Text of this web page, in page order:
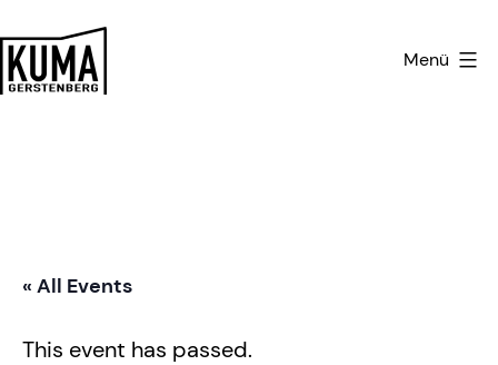
Inhalt
springen
Menü
« All Events
This event has passed.